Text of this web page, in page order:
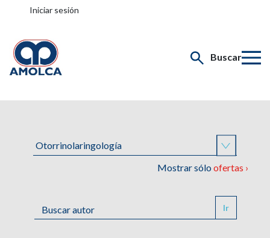
Iniciar sesión
Buscar
Mostrar sóloofertas ›
Ir